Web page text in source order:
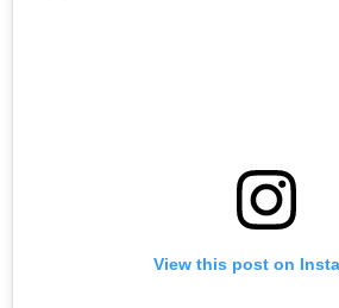
View this post on